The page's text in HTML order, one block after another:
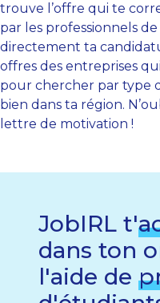
trouve l’offre qui te
par les professionnels
directement ta
offres des entreprises
pour chercher par type
bien dans ta région.
lettre de motivation !
JobIRL t'
dans ton
l'aide de